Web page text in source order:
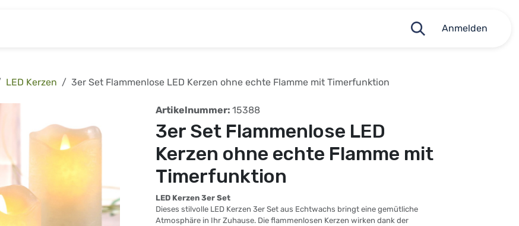
Anmelden
LED Kerzen 3er Set Flammenlose LED Kerzen ohne echte Flamme mit Timerfunktion
Artikelnummer: 15388
3er Set Flammenlose LED
Kerzen ohne echte Flamme mit
Timerfunktion
LED Kerzen 3er Set
Dieses stilvolle LED Kerzen 3er Set aus Echtwachs bringt eine gemütliche
Atmosphäre in Ihr Zuhause. Die flammenlosen Kerzen wirken dank der